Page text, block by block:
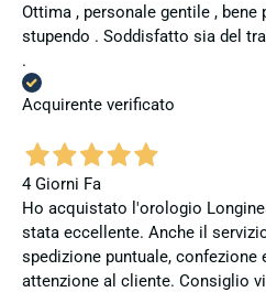
Ottima , personale gentile ,
stupendo . Soddisfatto sia del
.
Acquirente verificato
4 Giorni Fa
Ho acquistato l'orologio
stata eccellente. Anche il
spedizione puntuale, confezione
attenzione al cliente. Consiglio